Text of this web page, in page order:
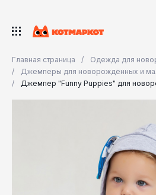
Главная страница
Одежда для
Джемперы для новорождённых и
Джемпер "Funny Puppies" для